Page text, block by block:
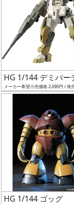
ー
ル
ー
HG 1/144 デミバー
メーカー希望小売価格 2,090円 / 発
HG 1/144 ゴッグ